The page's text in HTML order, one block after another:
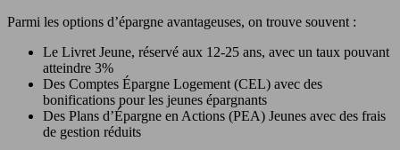
Parmi les options d’épargne avantageuses, on trouve souvent :
Le Livret Jeune, réservé aux 12-25 ans, avec un taux pouvant
atteindre 3%
Des Comptes Épargne Logement (CEL) avec des
bonifications pour les jeunes épargnants
Des Plans d’Épargne en Actions (PEA) Jeunes avec des frais
de gestion réduits